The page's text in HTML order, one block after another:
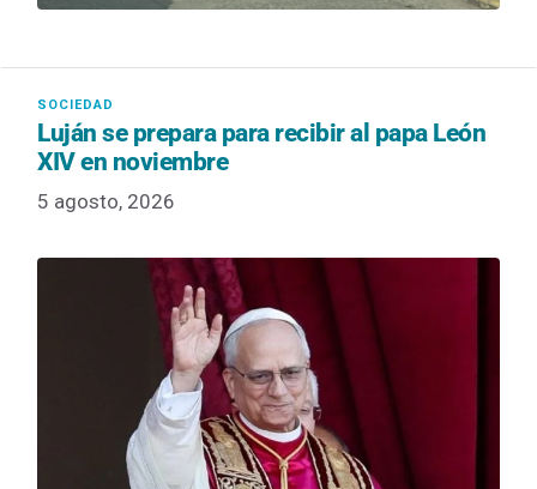
Luján se prepara para recibir al papa León
XIV en noviembre
5 agosto, 2026